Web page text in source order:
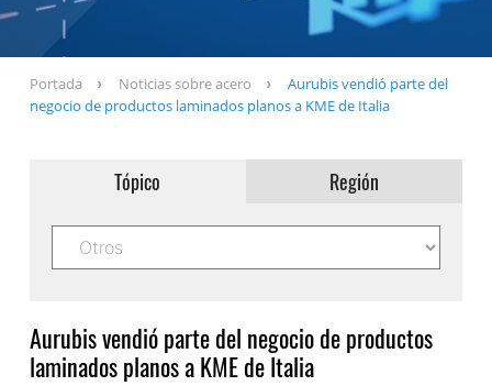
Portada Noticias sobre acero
Aurubis vendió parte del
negocio de productos laminados planos a KME de Italia
Tópico Región
Aurubis vendió parte del negocio de productos
laminados planos a KME de Italia